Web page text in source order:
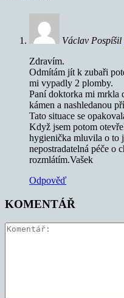
Václav Pospíšil
Zdravím.
Odmítám jít k zubaři
mi vypadly 2 plomby.
Paní doktorka mi mrkla
kámen a nashledanou
Tato situace se
Když jsem potom
hygienička mluvila o to
nepostradatelná péče o
rozmlátím.Vašek
Odpověď
KOMENTÁŘ